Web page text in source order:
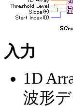
入力
1D
波形